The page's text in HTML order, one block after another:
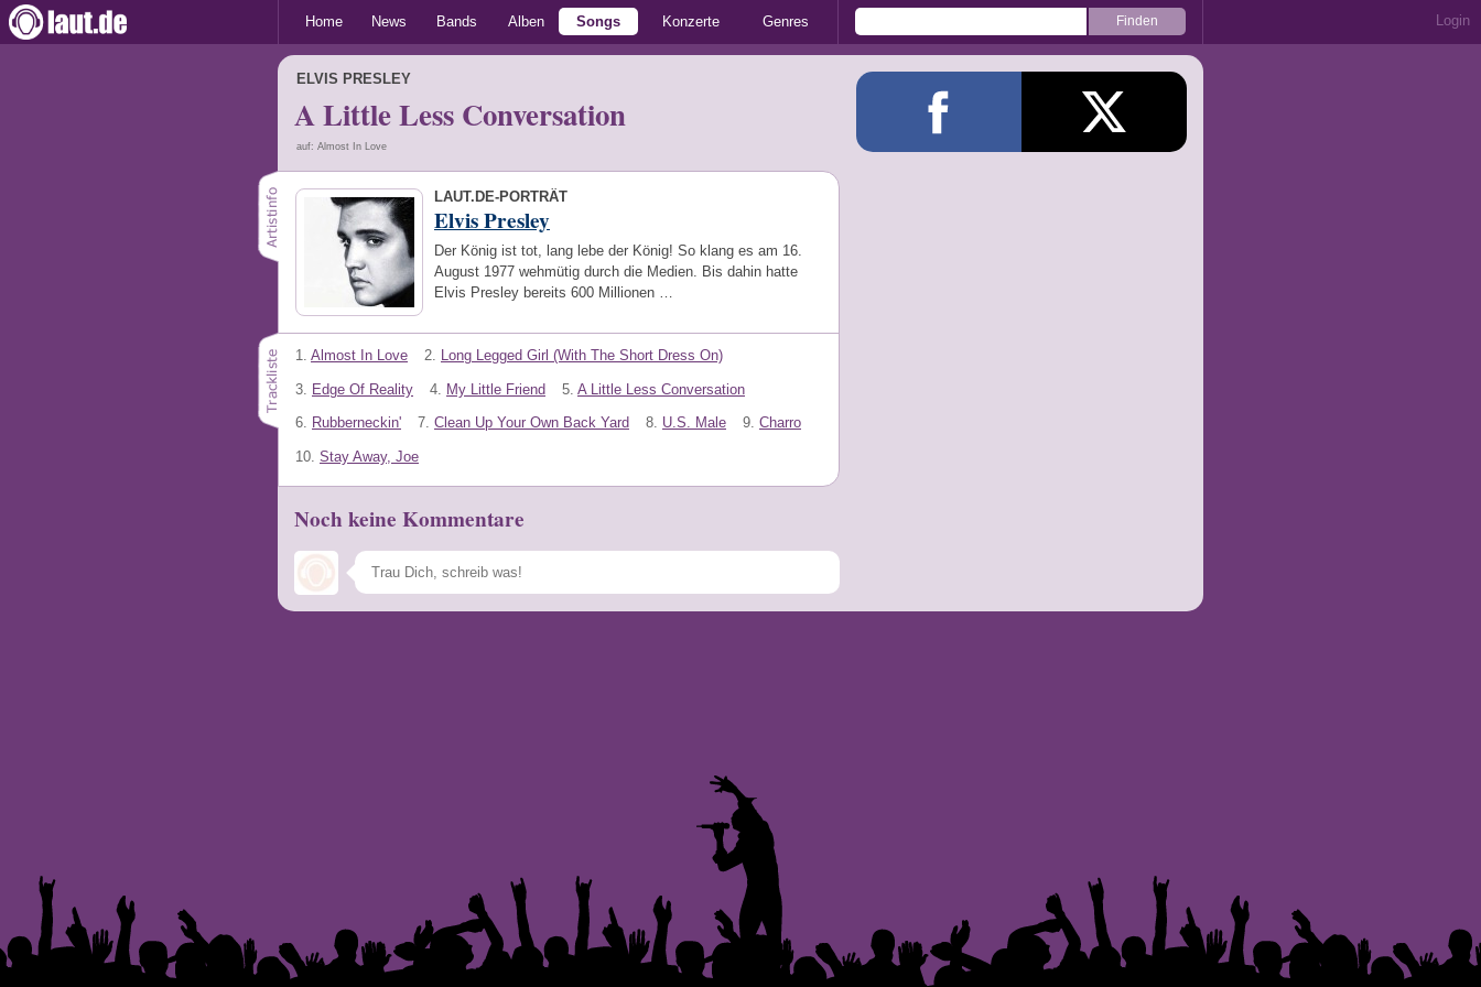
Home News Bands Alben Songs Konzerte Genres Login
ELVIS PRESLEY
A Little Less Conversation
auf: Almost In Love
LAUT.DE-PORTRÄT
Elvis Presley
Der König ist tot, lang lebe der König! So klang es am 16.
August 1977 wehmütig durch die Medien. Bis dahin hatte
Elvis Presley bereits 600 Millionen …
1. Almost In Love 2. Long Legged Girl (With The Short Dress On)
3. Edge Of Reality 4. My Little Friend 5. A Little Less Conversation
6. Rubberneckin' 7. Clean Up Your Own Back Yard 8. U.S. Male 9. Charro
10. Stay Away, Joe
Noch keine Kommentare
Speichern